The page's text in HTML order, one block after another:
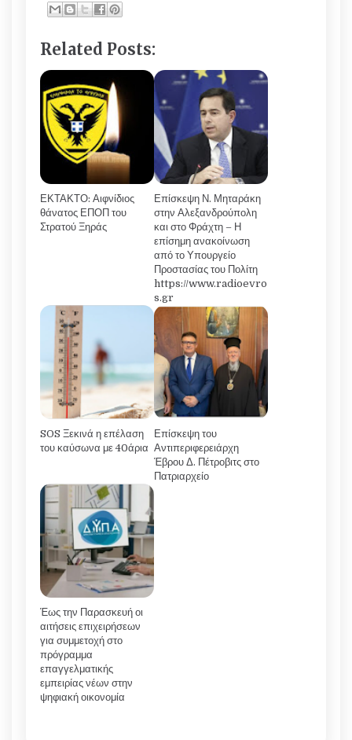
Related Posts:
ΕΚΤΑΚΤΟ: Αιφνίδιος
θάνατος ΕΠΟΠ του
Στρατού Ξηράς
Επίσκεψη Ν. Μηταράκη
στην Αλεξανδρούπολη
και στο Φράχτη – Η
επίσημη ανακοίνωση
από το Υπουργείο
Προστασίας του Πολίτη
https://www.radioevro
s.gr
SOS Ξεκινά η επέλαση
του καύσωνα με 40άρια
Επίσκεψη του
Αντιπεριφερειάρχη
Έβρου Δ. Πέτροβιτς στο
Πατριαρχείο
Έως την Παρασκευή οι
αιτήσεις επιχειρήσεων
για συμμετοχή στο
πρόγραμμα
επαγγελματικής
εμπειρίας νέων στην
ψηφιακή οικονομία